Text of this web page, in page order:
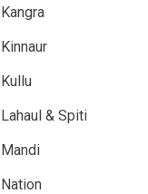
Kangra
Kinnaur
Kullu
Lahaul & Spiti
Mandi
Nation